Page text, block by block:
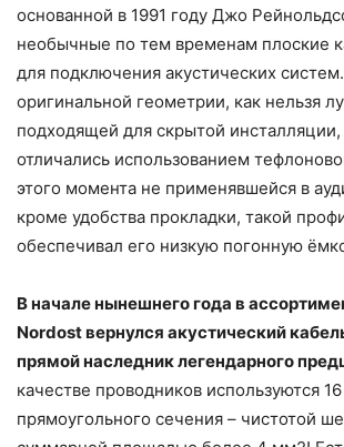
основанной в 1991 году Джо
необычные по тем временам плоские
для подключения акустических
оригинальной геометрии, как нельзя
подходящей для скрытой инсталляции,
отличались использованием
этого момента не применявшейся в
кроме удобства прокладки, такой
обеспечивал его низкую погонную
В начале нынешнего года в
Nordost вернулся акустический
прямой наследник легендарного
качестве проводников используются
прямоугольного сечения – чистотой